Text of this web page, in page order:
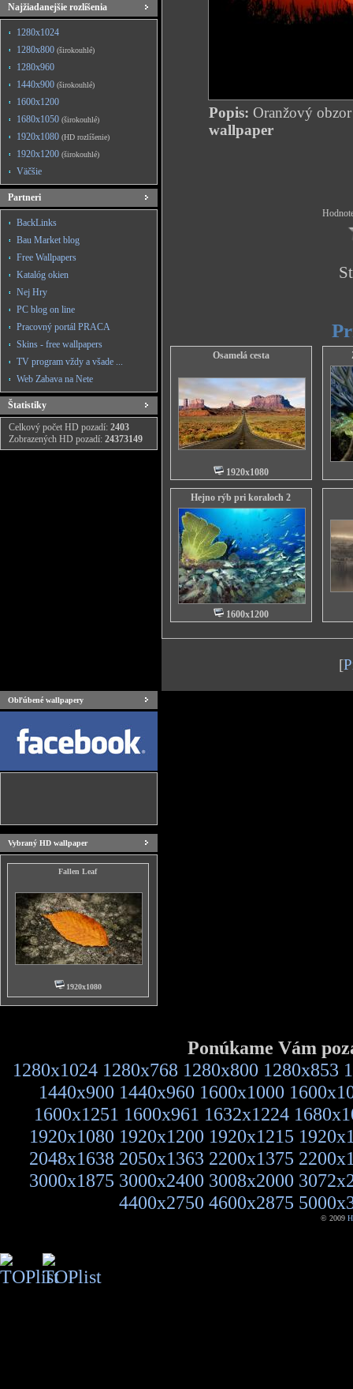
Najžiadanejšie rozlíšenia
1280x1024
1280x800 (širokouhlé)
1280x960
1440x900 (širokouhlé)
1600x1200
1680x1050 (širokouhlé)
1920x1080 (HD rozlíšenie)
1920x1200 (širokouhlé)
Väčšie
Partneri
BackLinks
Bau Market blog
Free Wallpapers
Katalóg okien
Nej Hry
PC blog on line
Pracovný portál PRACA
Skins - free wallpapers
TV program vždy a všade ...
Web Zabava na Nete
Štatistiky
Celkový počet HD pozadí: 2403
Zobrazených HD pozadí: 24373149
Popis: Oranžový obzor
wallpaper
Osamelá cesta
1920x1080
Hejno rýb pri koraloch 2
1600x1200
[
Obľúbené wallpapery
Vybraný HD wallpaper
Fallen Leaf
1920x1080
Ponúkame Vám
1280x1024 1280x768 1280x800 1280x853
1440x900 1440x960 1600x1000
1600x1251 1600x961 1632x1224
1920x1080 1920x1200 1920x1215
2048x1638 2050x1363 2200x1375
3000x1875 3000x2400 3008x2000
4400x2750 4600x2875
© 2009